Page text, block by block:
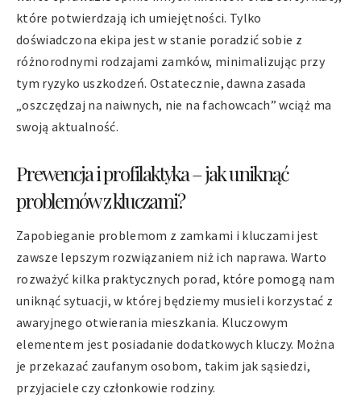
które potwierdzają ich umiejętności. Tylko
doświadczona ekipa jest w stanie poradzić sobie z
różnorodnymi rodzajami zamków, minimalizując przy
tym ryzyko uszkodzeń. Ostatecznie, dawna zasada
„oszczędzaj na naiwnych, nie na fachowcach” wciąż ma
swoją aktualność.
Prewencja i profilaktyka – jak uniknąć
problemów z kluczami?
Zapobieganie problemom z zamkami i kluczami jest
zawsze lepszym rozwiązaniem niż ich naprawa. Warto
rozważyć kilka praktycznych porad, które pomogą nam
uniknąć sytuacji, w której będziemy musieli korzystać z
awaryjnego otwierania mieszkania. Kluczowym
elementem jest posiadanie dodatkowych kluczy. Można
je przekazać zaufanym osobom, takim jak sąsiedzi,
przyjaciele czy członkowie rodziny.